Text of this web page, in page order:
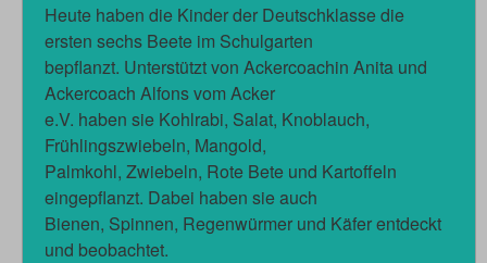
Heute haben die Kinder der Deutschklasse die
ersten sechs Beete im Schulgarten
bepflanzt. Unterstützt von Ackercoachin Anita und
Ackercoach Alfons vom Acker
e.V. haben sie Kohlrabi, Salat, Knoblauch,
Frühlingszwiebeln, Mangold,
Palmkohl, Zwiebeln, Rote Bete und Kartoffeln
eingepflanzt. Dabei haben sie auch
Bienen, Spinnen, Regenwürmer und Käfer entdeckt
und beobachtet.